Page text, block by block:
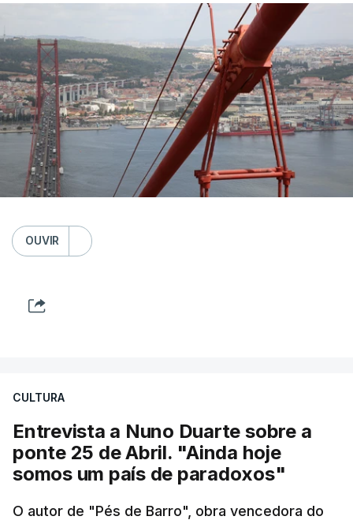
OUVIR
CULTURA
Entrevista a Nuno Duarte sobre a
ponte 25 de Abril. "Ainda hoje
somos um país de paradoxos"
O autor de "Pés de Barro", obra vencedora do